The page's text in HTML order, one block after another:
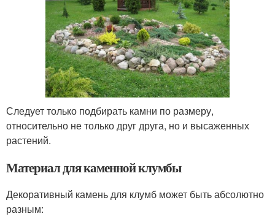
Следует только подбирать камни по размеру,
относительно не только друг друга, но и высаженных
растений.
Материал для каменной клумбы
Декоративный камень для клумб может быть абсолютно
разным: